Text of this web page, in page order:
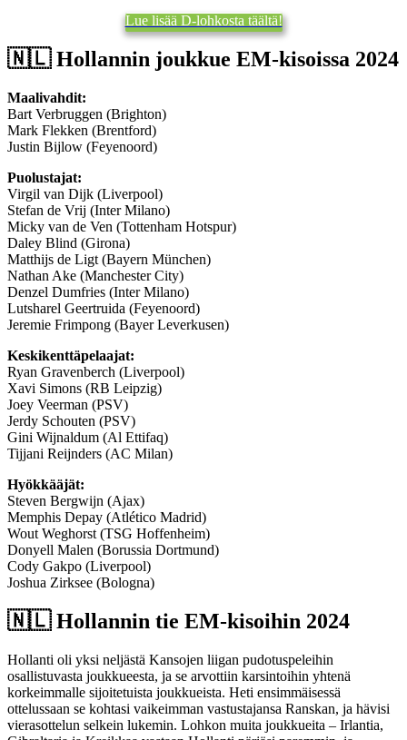
Lue lisää D-lohkosta täältä!
🇳🇱​ Hollannin joukkue EM-kisoissa 2024
Maalivahdit:
Bart Verbruggen (Brighton)
Mark Flekken (Brentford)
Justin Bijlow (Feyenoord)
Puolustajat:
Virgil van Dijk (Liverpool)
Stefan de Vrij (Inter Milano)
Micky van de Ven (Tottenham Hotspur)
Daley Blind (Girona)
Matthijs de Ligt (Bayern München)
Nathan Ake (Manchester City)
Denzel Dumfries (Inter Milano)
Lutsharel Geertruida (Feyenoord)
Jeremie Frimpong (Bayer Leverkusen)
Keskikenttäpelaajat:
Ryan Gravenberch (Liverpool)
Xavi Simons (RB Leipzig)
Joey Veerman (PSV)
Jerdy Schouten (PSV)
Gini Wijnaldum (Al Ettifaq)
Tijjani Reijnders (AC Milan)
Hyökkääjät:
Steven Bergwijn (Ajax)
Memphis Depay (Atlético Madrid)
Wout Weghorst (TSG Hoffenheim)
Donyell Malen (Borussia Dortmund)
Cody Gakpo (Liverpool)
Joshua Zirksee (Bologna)
🇳🇱​ Hollannin tie EM-kisoihin 2024
Hollanti oli yksi neljästä Kansojen liigan pudotuspeleihin
osallistuvasta joukkueesta, ja se arvottiin karsintoihin yhtenä
korkeimmalle sijoitetuista joukkueista. Heti ensimmäisessä
ottelussaan se kohtasi vaikeimman vastustajansa Ranskan, ja hävisi
vierasottelun selkein lukemin. Lohkon muita joukkueita – Irlantia,